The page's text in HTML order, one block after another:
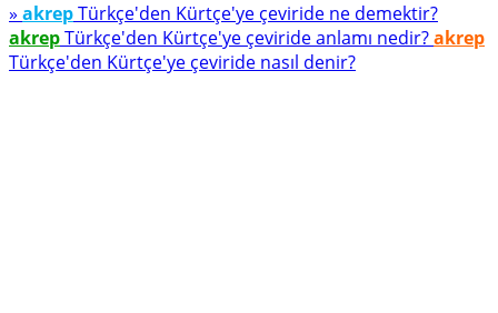
» akrepTürkçe'den Kürtçe'ye çeviride ne demektir?
akrepTürkçe'den Kürtçe'ye çeviride anlamı nedir?akrep
Türkçe'den Kürtçe'ye çeviride nasıl denir?